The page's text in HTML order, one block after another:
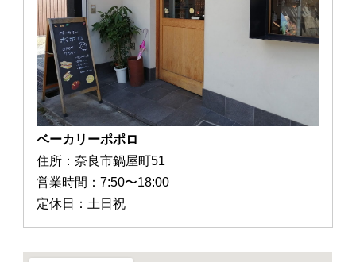
ベーカリーポポロ
住所：奈良市鍋屋町51
営業時間：7:50〜18:00
定休日：土日祝